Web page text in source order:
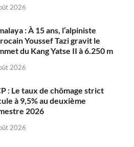
2026
: À 15 ans, l’alpiniste
Youssef Tazi gravit le
du Kang Yatse II à 6.250 m
2026
: Le taux de chômage strict
à 9,5% au deuxième
2026
2026